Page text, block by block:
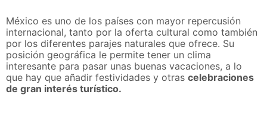
México es uno de los países con mayor repercusión
internacional, tanto por la oferta cultural como también
por los diferentes parajes naturales que ofrece. Su
posición geográfica le permite tener un clima
interesante para pasar unas buenas vacaciones, a lo
que hay que añadir festividades y otras celebraciones
de gran interés turístico.